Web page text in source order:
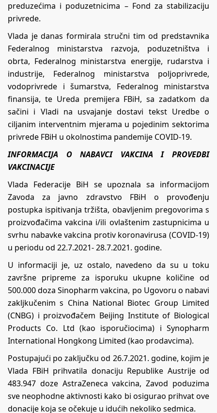
preduzećima i poduzetnicima – Fond za stabilizaciju
privrede.
Vlada je danas formirala stručni tim od predstavnika
Federalnog ministarstva razvoja, poduzetništva i
obrta, Federalnog ministarstva energije, rudarstva i
industrije, Federalnog ministarstva poljoprivrede,
vodoprivrede i šumarstva, Federalnog ministarstva
finansija, te Ureda premijera FBiH, sa zadatkom da
sačini i Vladi na usvajanje dostavi tekst Uredbe o
ciljanim interventnim mjerama u pojedinim sektorima
privrede FBiH u okolnostima pandemije COVID-19.
INFORMACIJA O NABAVCI VAKCINA I PROVEDBI
VAKCINACIJE
Vlada Federacije BiH se upoznala sa informacijom
Zavoda za javno zdravstvo FBiH o provođenju
postupka ispitivanja tržišta, obavljenim pregovorima s
proizvođačima vakcina i/ili ovlaštenim zastupnicima u
svrhu nabavke vakcina protiv koronavirusa (COVID-19)
u periodu od 22.7.2021- 28.7.2021. godine.
U informaciji je, uz ostalo, navedeno da su u toku
završne pripreme za isporuku ukupne količine od
500.000 doza Sinopharm vakcina, po Ugovoru o nabavi
zakljkučenim s China National Biotec Group Limited
(CNBG) i proizvođačem Beijing Institute of Biological
Products Co. Ltd (kao isporučiocima) i Synopharm
International Hongkong Limited (kao prodavcima).
Postupajući po zaključku od 26.7.2021. godine, kojim je
Vlada FBiH prihvatila donaciju Republike Austrije od
483.947 doze AstraZeneca vakcina, Zavod poduzima
sve neophodne aktivnosti kako bi osigurao prihvat ove
donacije koja se očekuje u idućih nekoliko sedmica.